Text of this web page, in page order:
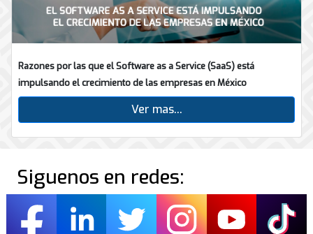
Razones por las que el Software as a Service (SaaS) está
impulsando el crecimiento de las empresas en México
Ver mas...
Siguenos en redes: